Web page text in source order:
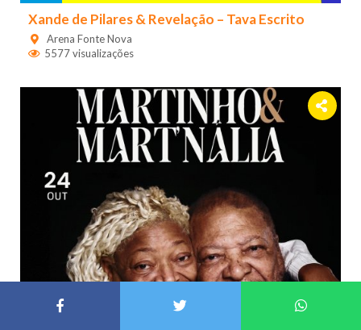
Xande de Pilares & Revelação – Tava Escrito
Arena Fonte Nova
5577 visualizações